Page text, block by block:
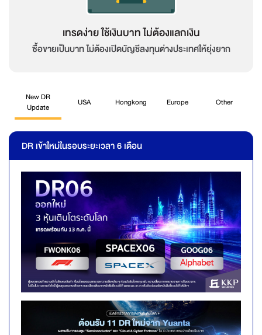
เทรดง่าย ใช้เงินบาท ไม่ต้องแลกเงิน
ซื้อขายเป็นบาท ไม่ต้องเปิดบัญชีลงทุนต่างประเทศให้ยุ่งยาก
New DR
Update
USA Hongkong Europe Other
DR เข้าใหม่ในรอบระยะเวลา 6 เดือน